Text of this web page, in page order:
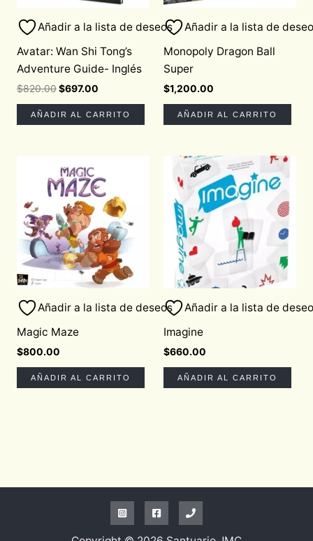
Añadir a la lista de deseos
Avatar: Wan Shi Tong’s
Adventure Guide- Inglés
$820.00$697.00
AÑADIR AL CARRITO
Añadir a la lista de
Monopoly Dragon Ball
Super
$1,200.00
AÑADIR AL CARRITO
Añadir a la lista de deseos
Magic Maze
$800.00
AÑADIR AL CARRITO
Añadir a la lista de
Imagine
$660.00
AÑADIR AL CARRITO